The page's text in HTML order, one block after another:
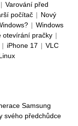
| Varování před
počítač | Nový
| Windows
otevírání pračky |
| iPhone 17 | VLC
Samsung
svého předchůdce